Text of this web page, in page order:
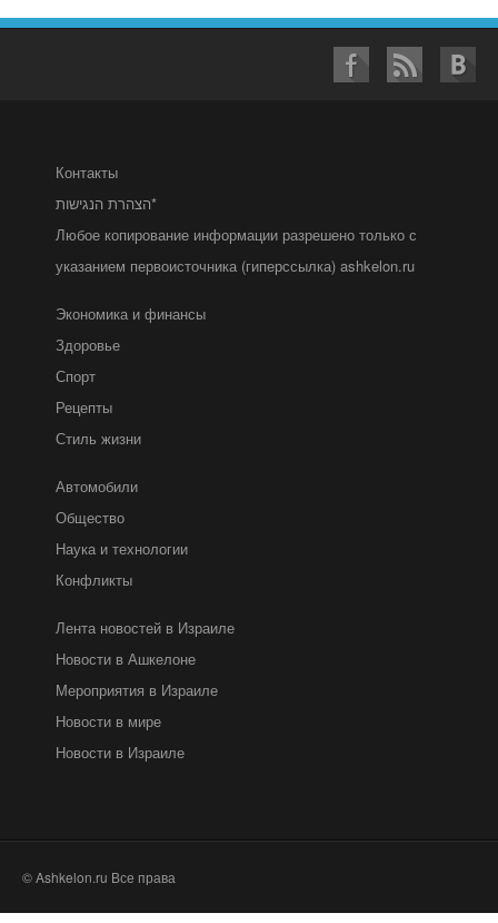
Контакты
הצהרת הנגישות*
Любое копирование информации разрешено только с
указанием первоисточника (гиперссылка) ashkelon.ru
Экономика и финансы
Здоровье
Спорт
Рецепты
Стиль жизни
Автомобили
Общество
Наука и технологии
Конфликты
Лента новостей в Израиле
Новости в Ашкелоне
Мероприятия в Израиле
Новости в мире
Новости в Израиле
© Ashkelon.ru Все права